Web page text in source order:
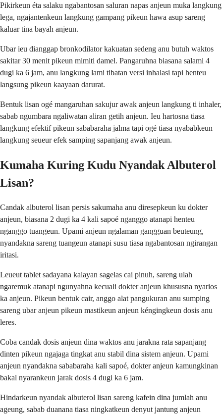
Pikirkeun éta salaku ngabantosan saluran napas anjeun muka langkung
lega, ngajantenkeun langkung gampang pikeun hawa asup sareng
kaluar tina bayah anjeun.
Ubar ieu dianggap bronkodilator kakuatan sedeng anu butuh waktos
sakitar 30 menit pikeun mimiti damel. Pangaruhna biasana salami 4
dugi ka 6 jam, anu langkung lami tibatan versi inhalasi tapi henteu
langsung pikeun kaayaan darurat.
Bentuk lisan ogé mangaruhan sakujur awak anjeun langkung ti inhaler,
sabab ngumbara ngaliwatan aliran getih anjeun. Ieu hartosna tiasa
langkung efektif pikeun sababaraha jalma tapi ogé tiasa nyababkeun
langkung seueur efek samping sapanjang awak anjeun.
Kumaha Kuring Kudu Nyandak Albuterol
Lisan?
Candak albuterol lisan persis sakumaha anu diresepkeun ku dokter
anjeun, biasana 2 dugi ka 4 kali sapoé nganggo atanapi henteu
nganggo tuangeun. Upami anjeun ngalaman gangguan beuteung,
nyandakna sareng tuangeun atanapi susu tiasa ngabantosan ngirangan
iritasi.
Leueut tablet sadayana kalayan sagelas cai pinuh, sareng ulah
ngaremuk atanapi ngunyahna kecuali dokter anjeun khususna nyarios
ka anjeun. Pikeun bentuk cair, anggo alat pangukuran anu sumping
sareng ubar anjeun pikeun mastikeun anjeun kéngingkeun dosis anu
leres.
Coba candak dosis anjeun dina waktos anu jarakna rata sapanjang
dinten pikeun ngajaga tingkat anu stabil dina sistem anjeun. Upami
anjeun nyandakna sababaraha kali sapoé, dokter anjeun kamungkinan
bakal nyarankeun jarak dosis 4 dugi ka 6 jam.
Hindarkeun nyandak albuterol lisan sareng kafein dina jumlah anu
ageung, sabab duanana tiasa ningkatkeun denyut jantung anjeun